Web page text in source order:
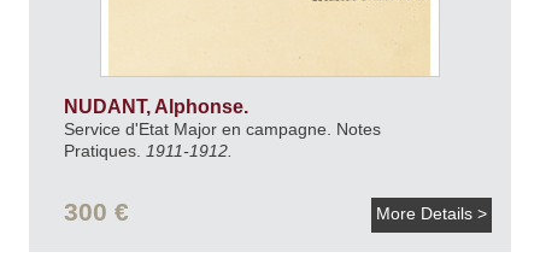
NUDANT, Alphonse.
Service d'Etat Major en campagne. Notes
Pratiques.
1911-1912.
300 € More Details >